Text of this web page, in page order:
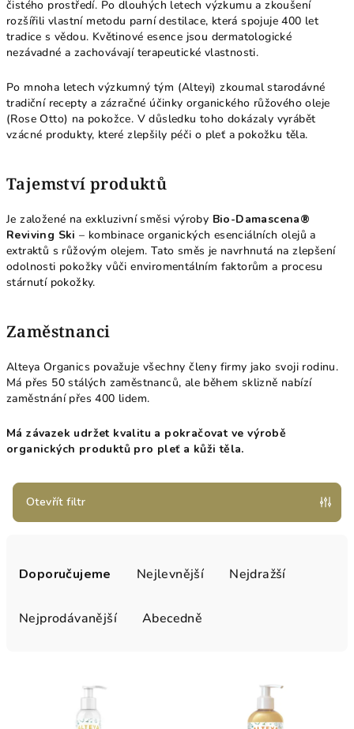
čistého prostředí. Po dlouhých letech výzkumu a zkoušení
rozšířili vlastní metodu parní destilace, která spojuje 400 let
tradice s vědou. Květinové esence jsou dermatologické
nezávadné a zachovávají terapeutické vlastnosti.
Po mnoha letech výzkumný tým (Alteyi) zkoumal starodávné
tradiční recepty a zázračné účinky organického růžového oleje
(Rose Otto) na pokožce. V důsledku toho dokázaly vyrábět
vzácné produkty, které zlepšily péči o pleť a pokožku těla.
Tajemství produktů
Je založené na exkluzivní směsi výroby Bio-Damascena®
Reviving Ski – kombinace organických esenciálních olejů a
extraktů s růžovým olejem. Tato směs je navrhnutá na zlepšení
odolnosti pokožky vůči enviromentálním faktorům a procesu
stárnutí pokožky.
Zaměstnanci
Alteya Organics považuje všechny členy firmy jako svoji rodinu.
Má přes 50 stálých zaměstnanců, ale během sklizně nabízí
zaměstnání přes 400 lidem.
Má závazek udržet kvalitu a pokračovat ve výrobě
organických produktů pro pleť a kůži těla.
Otevřít filtr
Doporučujeme Nejlevnější Nejdražší
Nejprodávanější Abecedně